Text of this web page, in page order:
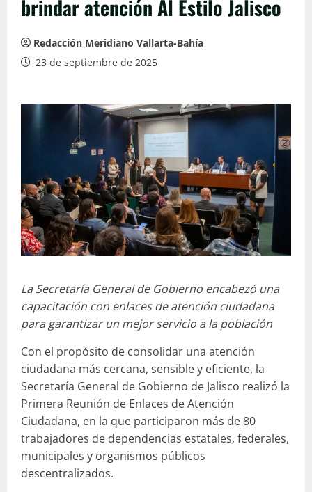
brindar atención Al Estilo Jalisco
Redacción Meridiano Vallarta-Bahía
23 de septiembre de 2025
La Secretaría General de Gobierno encabezó una
capacitación con enlaces de atención ciudadana
para garantizar un mejor servicio a la población
Con el propósito de consolidar una atención
ciudadana más cercana, sensible y eficiente, la
Secretaría General de Gobierno de Jalisco realizó la
Primera Reunión de Enlaces de Atención
Ciudadana, en la que participaron más de 80
trabajadores de dependencias estatales, federales,
municipales y organismos públicos
descentralizados.